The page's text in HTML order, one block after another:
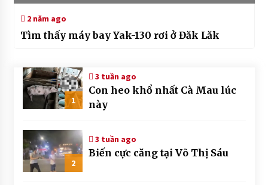
2 năm ago
Tìm thấy máy bay Yak-130 rơi ở Đăk Lăk
1
3 tuần ago
Con heo khổ nhất Cà Mau lúc
này
2
3 tuần ago
Biến cực căng tại Võ Thị Sáu